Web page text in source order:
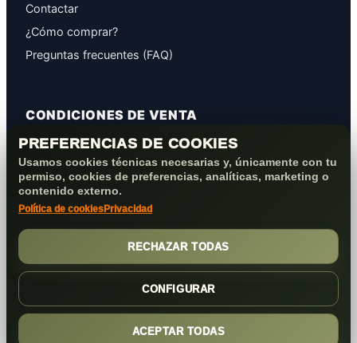
PREFERENCIAS DE COOKIES
Usamos cookies técnicas necesarias y, únicamente con tu
permiso, cookies de preferencias, analíticas, marketing o
contenido externo.
Política de cookies Privacidad
RECHAZAR TODAS
CONFIGURAR
ACEPTAR TODAS
Contactar
¿Cómo comprar?
Preguntas frecuentes (FAQ)
CONDICIONES DE VENTA
GARANTÍAS
PROTECCIÓN DE DATOS
COOKIES+PRIVACIDAD
FORMAS DE PAGO
(c) 2026Elmejorserver.com